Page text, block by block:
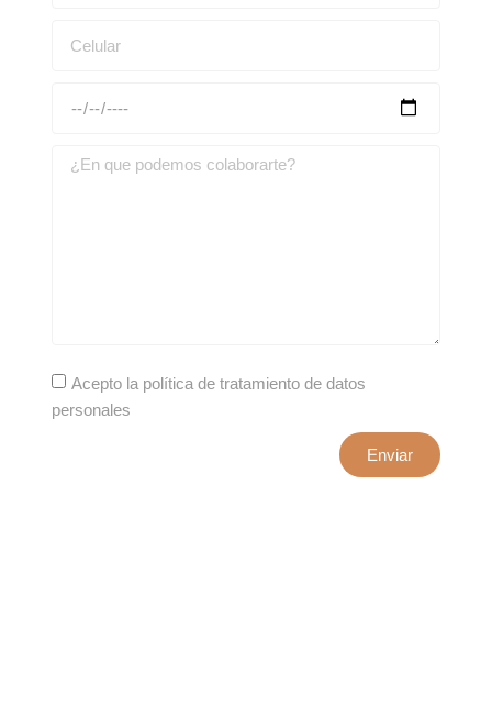
Acepto la política de tratamiento de datos
personales
Enviar